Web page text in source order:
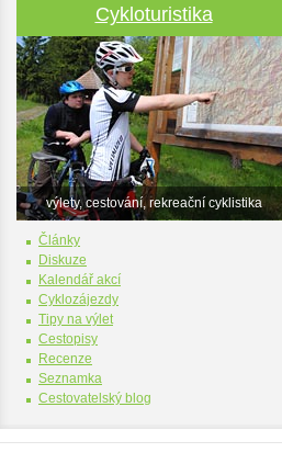
Cykloturistika
výlety, cestování, rekreační cyklistika
Články
Diskuze
Kalendář akcí
Cyklozájezdy
Tipy na výlet
Cestopisy
Recenze
Seznamka
Cestovatelský blog